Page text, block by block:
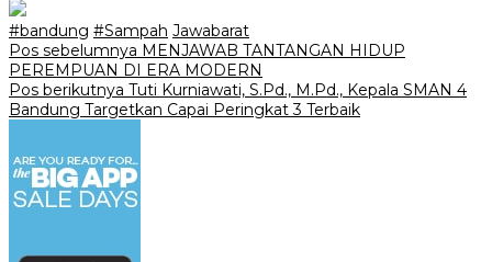
#bandung #Sampah Jawabarat
Navigasi
pos
Pos sebelumnya MENJAWAB TANTANGAN HIDUP
PEREMPUAN DI ERA MODERN
Pos berikutnya Tuti Kurniawati, S.Pd., M.Pd., Kepala SMAN 4
Bandung Targetkan Capai Peringkat 3 Terbaik